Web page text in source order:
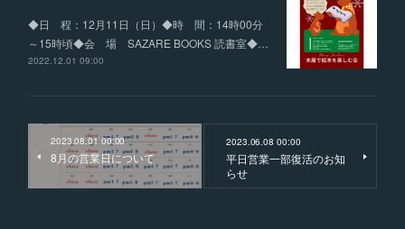
◆日 程：12月11日（日）◆時 間：14時00分
～15時頃◆会 場 SAZARE BOOKS 読書室◆…
2022.12.01 09:00
2023.08.01 00:00
8月の営業日について
2023.06.08 00:00
平日営業一部復活のお知
らせ